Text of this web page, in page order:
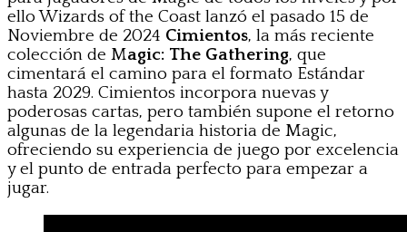
ello Wizards of the Coast lanzó el pasado 15 de
Noviembre de 2024 Cimientos, la más reciente
colección de Magic: The Gathering, que
cimentará el camino para el formato Estándar
hasta 2029. Cimientos incorpora nuevas y
poderosas cartas, pero también supone el retorno
algunas de la legendaria historia de Magic,
ofreciendo su experiencia de juego por excelencia
y el punto de entrada perfecto para empezar a
jugar.